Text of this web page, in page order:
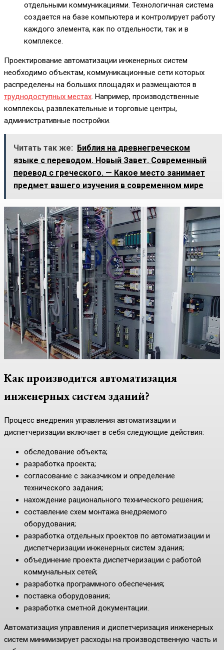
отдельными коммуникациями. Технологичная система
создается на базе компьютера и контролирует работу
каждого элемента, как по отдельности, так и в
комплексе.
Проектирование автоматизации инженерных систем
необходимо объектам, коммуникационные сети которых
распределены на больших площадях и размещаются в
труднодоступных местах. Например, производственные
комплексы, развлекательные и торговые центры,
административные постройки.
Читать так же:
Библия на древнегреческом
языке с переводом. Новый Завет. Современный
перевод с греческого. — Какое место занимает
предмет вашего изучения в современном мире
Как производится автоматизация
инженерных систем зданий?
Процесс внедрения управления автоматизации и
диспетчеризации включает в себя следующие действия:
обследование объекта;
разработка проекта;
согласование с заказчиком и определение
технического задания;
нахождение рационального технического решения;
составление схем монтажа внедряемого
оборудования;
разработка отдельных проектов по автоматизации и
диспетчеризации инженерных систем здания;
объединение проекта диспетчеризации с работой
коммунальных сетей;
разработка программного обеспечения;
поставка оборудования;
разработка сметной документации.
Автоматизация управления и диспетчеризация инженерных
систем минимизирует расходы на производственную часть и